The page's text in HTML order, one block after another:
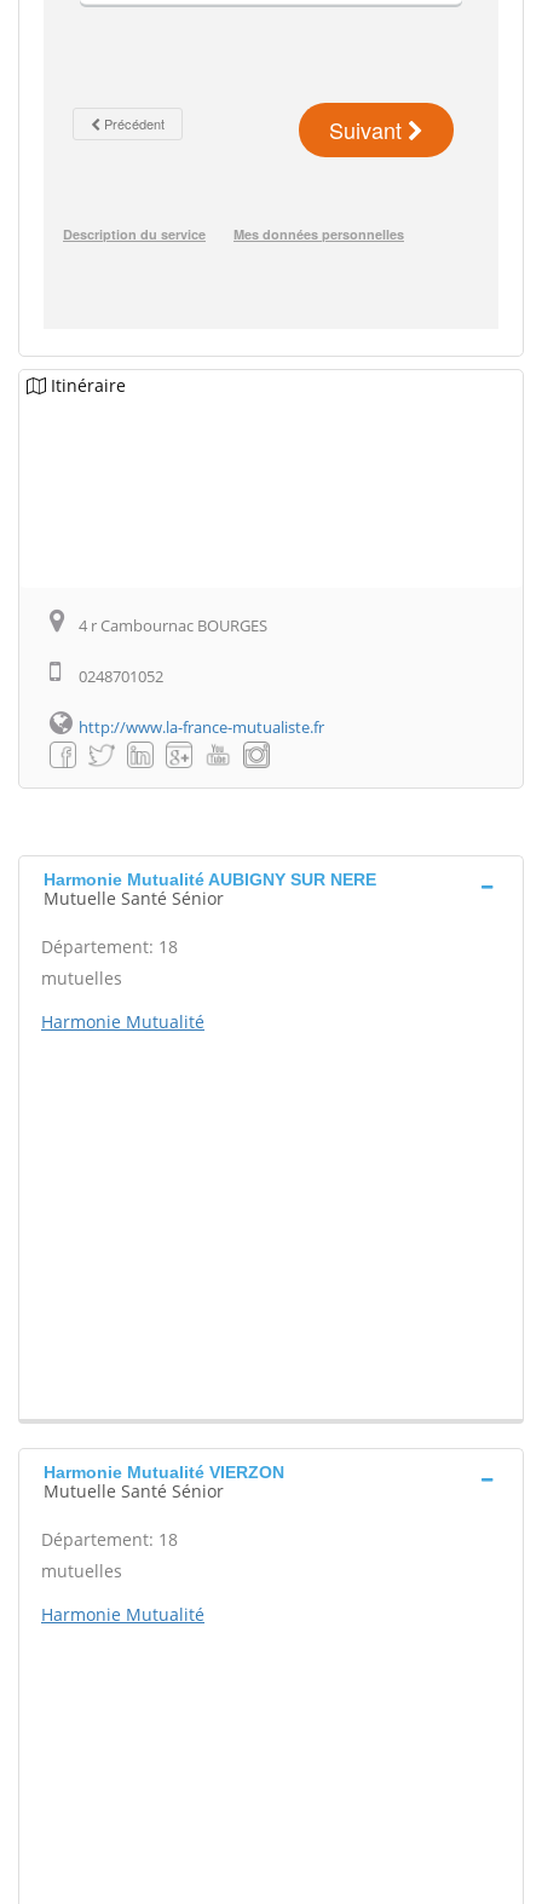
Itinéraire
4 r Cambournac BOURGES
0248701052
http://www.la-france-mutualiste.fr
Harmonie Mutualité AUBIGNY SUR NERE
Mutuelle Santé Sénior
Département: 18
mutuelles
Harmonie Mutualité
Harmonie Mutualité VIERZON
Mutuelle Santé Sénior
Département: 18
mutuelles
Harmonie Mutualité